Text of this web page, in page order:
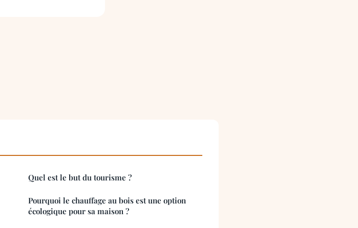
Quel est le but du tourisme ?
Pourquoi le chauffage au bois est une option
écologique pour sa maison ?